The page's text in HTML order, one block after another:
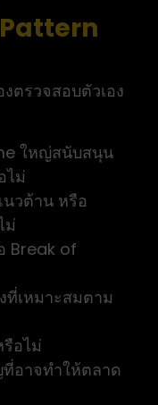
ตรวจสอบตัวเอง
ใหญ่สนับสนุน
ไม่
วต้าน หรือ
ม่
Break of
เหมาะสมตาม
อไม่
อาจทำให้ตลาด